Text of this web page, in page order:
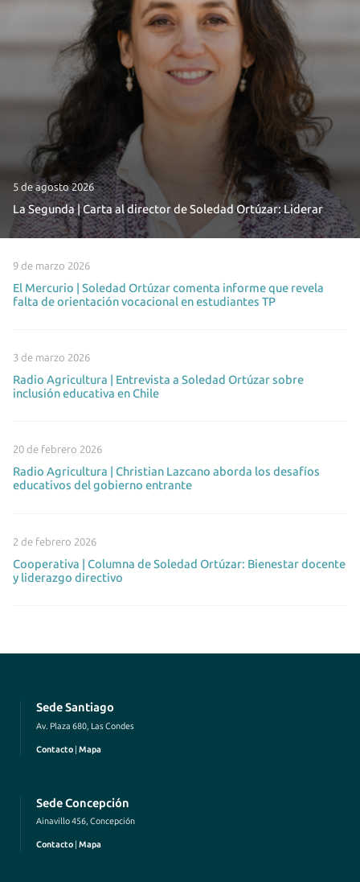
5 de agosto 2026
La Segunda | Carta al director de Soledad Ortúzar: Liderar
9 de marzo 2026
El Mercurio | Soledad Ortúzar comenta informe que revela
falta de orientación vocacional en estudiantes TP
3 de marzo 2026
Radio Agricultura | Entrevista a Soledad Ortúzar sobre
inclusión educativa en Chile
20 de febrero 2026
Radio Agricultura | Christian Lazcano aborda los desafíos
educativos del gobierno entrante
2 de febrero 2026
Cooperativa | Columna de Soledad Ortúzar: Bienestar docente
y liderazgo directivo
Sede Santiago
Av. Plaza 680, Las Condes
Contacto | Mapa
Sede Concepción
Ainavillo 456, Concepción
Contacto Mapa